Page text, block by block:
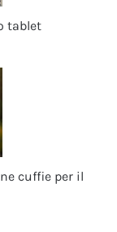
tablet
cuffie per il